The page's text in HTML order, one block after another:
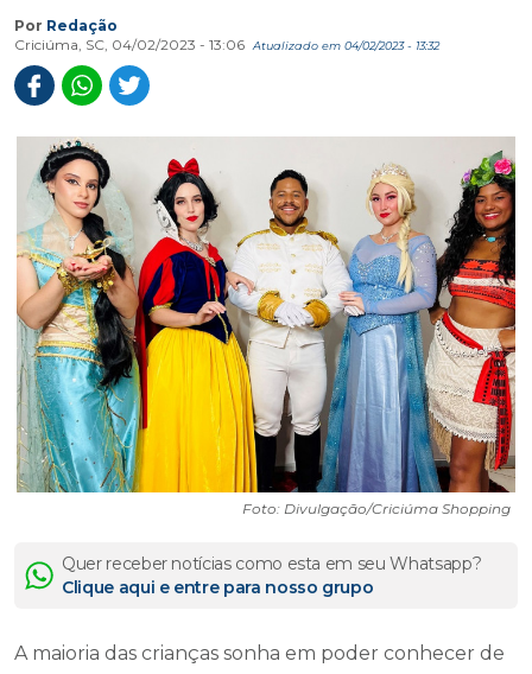
Por Redação
Criciúma, SC, 04/02/2023 - 13:06
Atualizado em 04/02/2023 - 13:32
Foto: Divulgação/Criciúma Shopping
Quer receber notícias como esta em seu Whatsapp?
Clique aqui e entre para nosso grupo
A maioria das crianças sonha em poder conhecer de